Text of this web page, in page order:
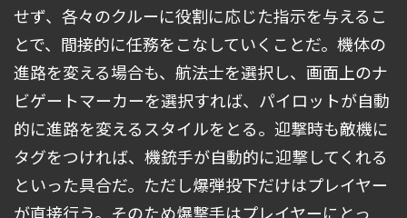
せず、各々のクルーに役割に応じた指示を与えるこ
とで、間接的に任務をこなしていくことだ。機体の
進路を変える場合も、航法士を選択し、画面上のナ
ビゲートマーカーを選択すれば、パイロットが自動
的に進路を変えるスタイルをとる。迎撃時も敵機に
タグをつければ、機銃手が自動的に迎撃してくれる
といった具合だ。ただし爆弾投下だけはプレイヤー
が直接行う。そのため爆撃手はプレイヤーにとっ